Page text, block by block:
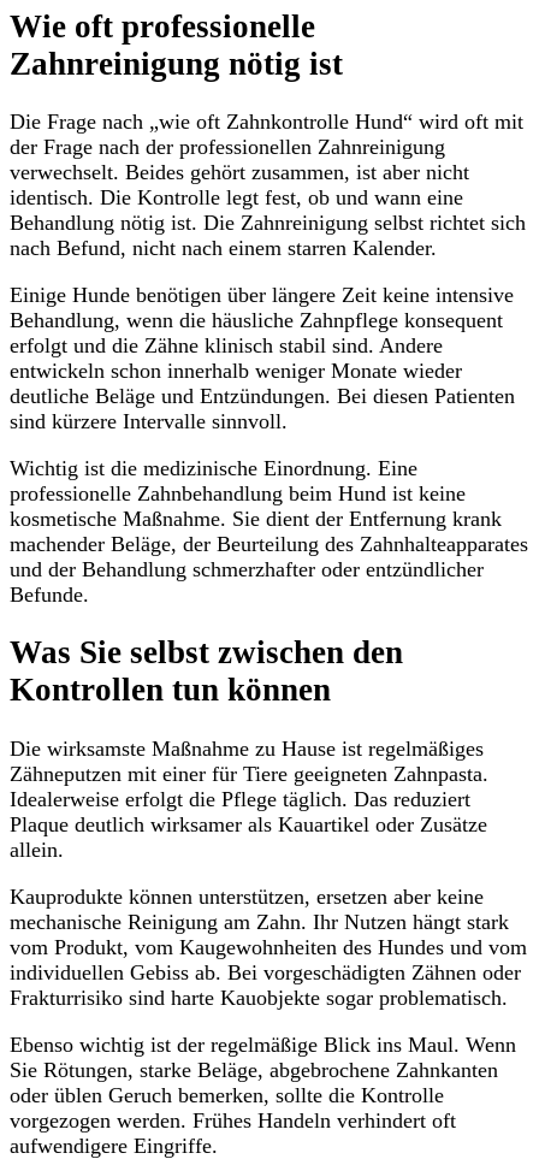
Wie oft professionelle
Zahnreinigung nötig ist
Die Frage nach „wie oft Zahnkontrolle Hund“ wird oft mit
der Frage nach der professionellen Zahnreinigung
verwechselt. Beides gehört zusammen, ist aber nicht
identisch. Die Kontrolle legt fest, ob und wann eine
Behandlung nötig ist. Die Zahnreinigung selbst richtet sich
nach Befund, nicht nach einem starren Kalender.
Einige Hunde benötigen über längere Zeit keine intensive
Behandlung, wenn die häusliche Zahnpflege konsequent
erfolgt und die Zähne klinisch stabil sind. Andere
entwickeln schon innerhalb weniger Monate wieder
deutliche Beläge und Entzündungen. Bei diesen Patienten
sind kürzere Intervalle sinnvoll.
Wichtig ist die medizinische Einordnung. Eine
professionelle Zahnbehandlung beim Hund ist keine
kosmetische Maßnahme. Sie dient der Entfernung krank
machender Beläge, der Beurteilung des Zahnhalteapparates
und der Behandlung schmerzhafter oder entzündlicher
Befunde.
Was Sie selbst zwischen den
Kontrollen tun können
Die wirksamste Maßnahme zu Hause ist regelmäßiges
Zähneputzen mit einer für Tiere geeigneten Zahnpasta.
Idealerweise erfolgt die Pflege täglich. Das reduziert
Plaque deutlich wirksamer als Kauartikel oder Zusätze
allein.
Kauprodukte können unterstützen, ersetzen aber keine
mechanische Reinigung am Zahn. Ihr Nutzen hängt stark
vom Produkt, vom Kaugewohnheiten des Hundes und vom
individuellen Gebiss ab. Bei vorgeschädigten Zähnen oder
Frakturrisiko sind harte Kauobjekte sogar problematisch.
Ebenso wichtig ist der regelmäßige Blick ins Maul. Wenn
Sie Rötungen, starke Beläge, abgebrochene Zahnkanten
oder üblen Geruch bemerken, sollte die Kontrolle
vorgezogen werden. Frühes Handeln verhindert oft
aufwendigere Eingriffe.